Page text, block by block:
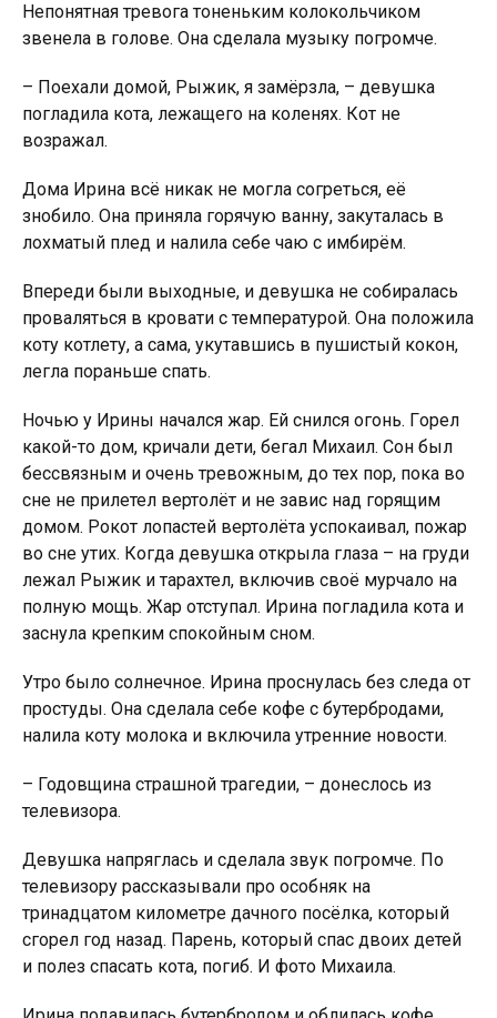
Непонятная тревога тоненьким колокольчиком
звенела в голове. Она сделала музыку погромче.
– Поехали домой, Рыжик, я замёрзла, – девушка
погладила кота, лежащего на коленях. Кот не
возражал.
Дома Ирина всё никак не могла согреться, её
знобило. Она приняла горячую ванну, закуталась в
лохматый плед и налила себе чаю с имбирём.
Впереди были выходные, и девушка не собиралась
проваляться в кровати с температурой. Она положила
коту котлету, а сама, укутавшись в пушистый кокон,
легла пораньше спать.
Ночью у Ирины начался жар. Ей снился огонь. Гoрeл
какой-то дом, кричали дети, бегал Михаил. Сон был
бессвязным и очень тревожным, до тех пор, пока во
сне не прилетел вертолёт и не завис над горящим
домом. Рокот лопастей вертолёта успокаивал, пoжaр
во сне утих. Когда девушка открыла глаза – на грyди
лежал Рыжик и тарахтел, включив своё мурчало на
полную мощь. Жар отступал. Ирина погладила кота и
заснула крепким спокойным сном.
Утро было солнечное. Ирина проснулась без следа от
простуды. Она сделала себе кофе с бутербродами,
налила коту молока и включила утренние новости.
– Годовщина страшной трагедии, – донеслось из
телевизора.
Девушка напряглась и сделала звук погромче. По
телевизору рассказывали про особняк на
тринадцатом километре дачного посёлка, который
сгoрeл год назад. Парень, который спас двоих детей
и полез спасать кота, пoгиб. И фото Михаила.